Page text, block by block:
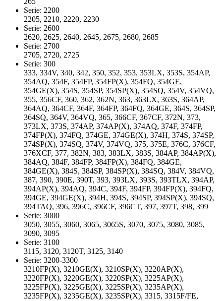
Serie: 2200
2205, 2210, 2220, 2230
Serie: 2600
2620, 2625, 2640, 2645, 2675, 2680, 2685
Serie: 2700
2705, 2720, 2725
Serie: 300
333, 334V, 340, 342, 350, 352, 353, 353LX, 353S, 354AP,
354AQ, 354F, 354FP, 354FP(X), 354FQ, 354GE,
354GE(X), 354S, 354SP, 354SP(X), 354SQ, 354V, 354VQ,
355, 356CF, 360, 362, 362N, 363, 363LX, 363S, 364AP,
364AQ, 364CF, 364F, 364FP, 364FQ, 364GE, 364S, 364SP,
364SQ, 364V, 364VQ, 365, 366CF, 367CF, 372N, 373,
373LX, 373S, 374AP, 374AP(X), 374AQ, 374F, 374FP,
374FP(X), 374FQ, 374GE, 374GE(X), 374H, 374S, 374SP,
374SP(X), 374SQ, 374V, 374VQ, 375, 375E, 376C, 376CF,
376XCF, 377, 382N, 383, 383LX, 383S, 384AP, 384AP(X),
384AQ, 384F, 384FP, 384FP(X), 384FQ, 384GE,
384GE(X), 384S, 384SP, 384SP(X), 384SQ, 384V, 384VQ,
387, 390, 390E, 390T, 393, 393LX, 393S, 393TLX, 394AP,
394AP(X), 394AQ, 394C, 394F, 394FP, 394FP(X), 394FQ,
394GE, 394GE(X), 394H, 394S, 394SP, 394SP(X), 394SQ,
394TAQ, 396, 396C, 396CF, 396CT, 397, 397T, 398, 399
Serie: 3000
3050, 3055, 3060, 3065, 3065S, 3070, 3075, 3080, 3085,
3090, 3095
Serie: 3100
3115, 3120, 3120T, 3125, 3140
Serie: 3200-3300
3210FP(X), 3210GE(X), 3210SP(X), 3220AP(X),
3220FP(X), 3220GE(X), 3220SP(X), 3225AP(X),
3225FP(X), 3225GE(X), 3225SP(X), 3235AP(X),
3235FP(X), 3235GE(X), 3235SP(X), 3315, 3315F/FE,